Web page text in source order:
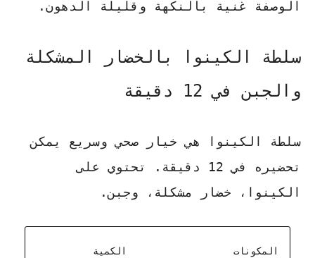
الوصفة غنية بالنكهة وقليلة الدهون.
سلطة الكينوا بالخضار المشكلة
والجبن في 12 دقيقة
سلطة الكينوا هي خيار صحي وسريع يمكن
تحضيره في 12 دقيقة. تحتوي على
الكينوا، خضار مشكلة، وجبن.
المكونات الكمية